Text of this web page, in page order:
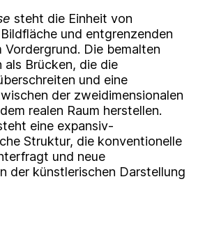
steht die Einheit von
und entgrenzenden
Vordergrund. Die bemalten
Brücken, die die
und eine
der zweidimensionalen
realen Raum herstellen.
eine expansiv-
Struktur, die konventionelle
und neue
der künstlerischen Darstellung